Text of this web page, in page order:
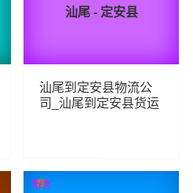
汕尾 - 定安县
汕尾到定安县物流公
司_汕尾到定安县货运
278 查看详细
物流
荐